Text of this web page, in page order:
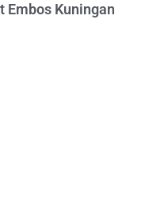
Embos Kuningan